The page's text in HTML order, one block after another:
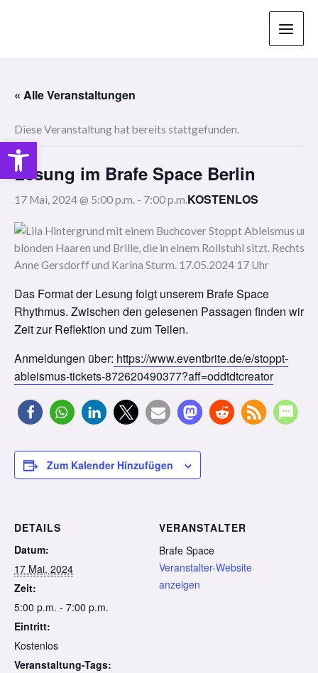
« Alle Veranstaltungen
Diese Veranstaltung hat bereits stattgefunden.
Lesung im Brafe Space Berlin
17 Mai, 2024 @ 5:00 p.m. - 7:00 p.m.KOSTENLOS
Das Format der Lesung folgt unserem Brafe Space
Rhythmus. Zwischen den gelesenen Passagen finden wir
Zeit zur Reflektion und zum Teilen.
Anmeldungen über: https://www.eventbrite.de/e/stoppt-
ableismus-tickets-872620490377?aff=oddtdtcreator
Zum Kalender Hinzufügen
DETAILS
Datum:
17 Mai, 2024
Zeit:
5:00 p.m. - 7:00 p.m.
Eintritt:
Kostenlos
Veranstaltung-Tags:
VERANSTALTER
Brafe Space
Veranstalter-Website
anzeigen
Open toolbar